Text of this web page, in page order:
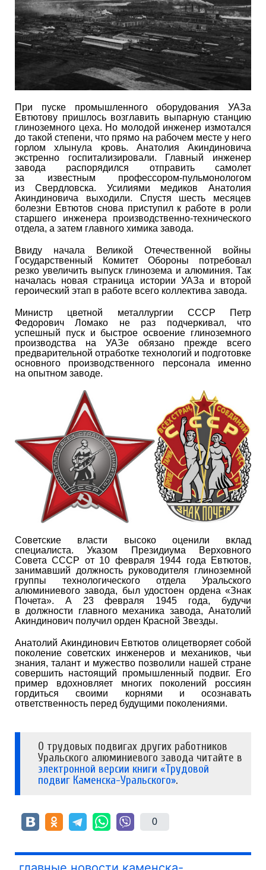
При пуске промышленного оборудования УАЗа
Евтютову пришлось возглавить выпарную станцию
глиноземного цеха. Но молодой инженер измотался
до такой степени, что прямо на рабочем месте у него
горлом хлынула кровь. Анатолия Акиндиновича
экстренно госпитализировали. Главный инженер
завода распорядился отправить самолет
за известным профессором-пульмонологом
из Свердловска. Усилиями медиков Анатолия
Акиндиновича выходили. Спустя шесть месяцев
болезни Евтютов снова приступил к работе в роли
старшего инженера производственно-технического
отдела, а затем главного химика завода.
Ввиду начала Великой Отечественной войны
Государственный Комитет Обороны потребовал
резко увеличить выпуск глинозема и алюминия. Так
началась новая страница истории УАЗа и второй
героический этап в работе всего коллектива завода.
Министр цветной металлургии СССР Петр
Федорович Ломако не раз подчеркивал, что
успешный пуск и быстрое освоение глиноземного
производства на УАЗе обязано прежде всего
предварительной отработке технологий и подготовке
основного производственного персонала именно
на опытном заводе.
Советские власти высоко оценили вклад
специалиста. Указом Президиума Верховного
Совета СССР от 10 февраля 1944 года Евтютов,
занимавший должность руководителя глиноземной
группы технологического отдела Уральского
алюминиевого завода, был удостоен ордена «Знак
Почета». А 23 февраля 1945 года, будучи
в должности главного механика завода, Анатолий
Акиндинович получил орден Красной Звезды.
Анатолий Акиндинович Евтютов олицетворяет собой
поколение советских инженеров и механиков, чьи
знания, талант и мужество позволили нашей стране
совершить настоящий промышленный подвиг. Его
пример вдохновляет многих поколений россиян
гордиться своими корнями и осознавать
ответственность перед будущими поколениями.
О трудовых подвигах других работников
Уральского алюминиевого завода читайте в
электронной версии книги «Трудовой
подвиг Каменска-Уральского».
0